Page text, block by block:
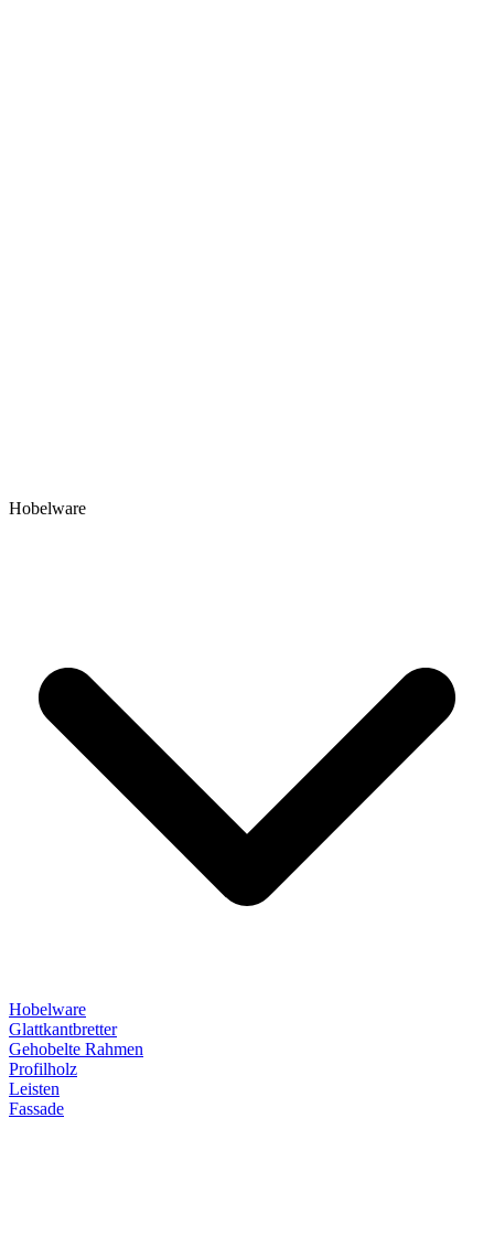
Hobelware
Hobelware
Glattkantbretter
Gehobelte Rahmen
Profilholz
Leisten
Fassade